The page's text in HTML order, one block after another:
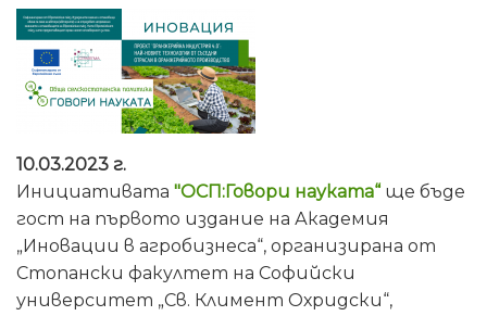
10.03.2023 г.
Инициативата "ОСП:Говори науката“ ще бъде
гост на първото издание на Академия
„Иновации в агробизнеса“, организирана от
Стопански факултет на Софийски
университет „Св. Климент Охридски“,